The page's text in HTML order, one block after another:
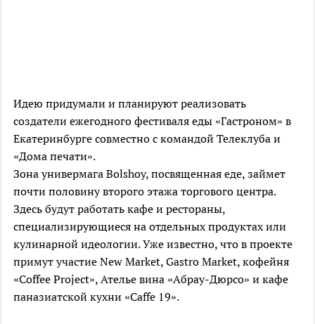
Идею придумали и планируют реализовать
создатели ежегодного фестиваля еды «Гастроном» в
Екатеринбурге совместно с командой Телеклуба и
«Дома печати».
Зона универмага Bolshoy, посвященная еде, займет
почти половину второго этажа торгового центра.
Здесь будут работать кафе и рестораны,
специализирующиеся на отдельных продуктах или
кулинарной идеологии. Уже известно, что в проекте
примут участие New Market, Gastro Market, кофейня
«Coffee Project», Ателье вина «Абрау-Дюрсо» и кафе
паназиатской кухни «Caffe 19».